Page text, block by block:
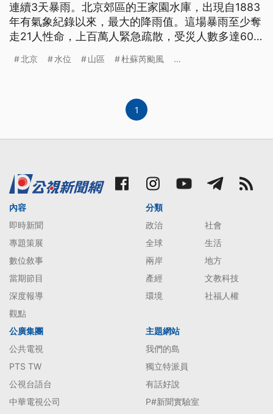
連續3天暴雨。北京郊區的王家園水庫，出現自1883
年有氣象紀錄以來，最大的降雨值。這場暴雨至少奪
走21人性命，上百萬人緊急疏散，受災人數多達60
車，因暴雨坍方，受困山區兩天兩夜，4天後才安全
北京 水位 山區 杜蘇芮颱風 ...
1
內容
即時新聞
專題策展
數位敘事
當期節目
深度報導
觀點
分類
政治
社會
全球
生活
兩岸
地方
產經
文教科技
環境
社福人權
公廣集團
公共電視
PTS TW
公視台語台
中華電視公司
主題網站
我們的島
獨立特派員
有話好說
P#新聞實驗室